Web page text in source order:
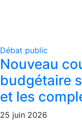
Débat public
Nouveau
budgétaire
et les
25 juin 2026